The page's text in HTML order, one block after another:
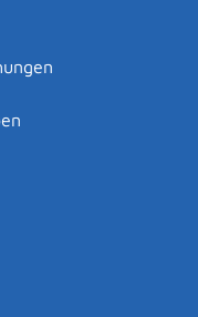
Gegenständen als
anzeigen
und
-
beantragen
- Beurkundung
beantragen